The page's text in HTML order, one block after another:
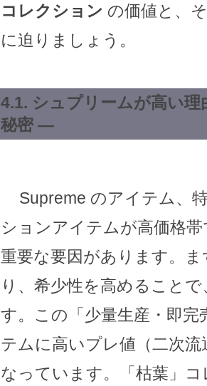
コレクション の価値と、
に迫りましょう。
4.1. シュプリームが高い
秘密 —
Supreme のアイテム、
ションアイテムが高価格
重要な要因があります。
り、希少性を高めること
す。この「少量生産・即
テムに高いプレ値（二次
なっています。「枯葉」